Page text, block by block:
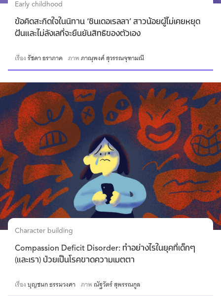
Early childhood
ข้อคิดสะกิดใจในนิทาน ‘ซินเดอเรลลา’ สาวน้อยผู้ไม่เคยหยุด
ฝันและไม่ลังเลที่จะยืนยันสิทธิของตัวเอง
เรื่องรัชดา ธราภาค ภาพภาณุพงศ์ สุวรรณจุฑามณี
Character building
Compassion Deficit Disorder: ทำอย่างไรในยุคที่เด็กๆ
(และเรา) ป่วยเป็นโรคขาดความเมตตา
เรื่องบุญชนก ธรรมวงศา ภาพณัฐวัตร์ สุพรรณกูล